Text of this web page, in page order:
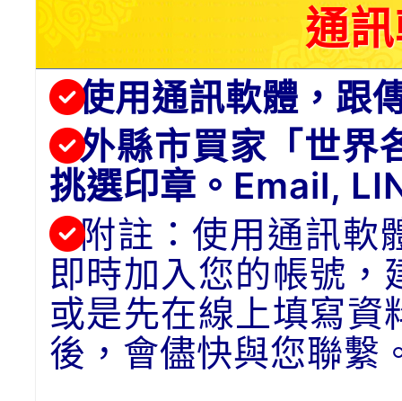
通
使用通訊軟體，跟
外縣市買家「世界
挑選印章。Email,
附註：使用通訊軟
即時加入您的帳號，
或是先在線上填寫資
後，會儘快與您聯繫